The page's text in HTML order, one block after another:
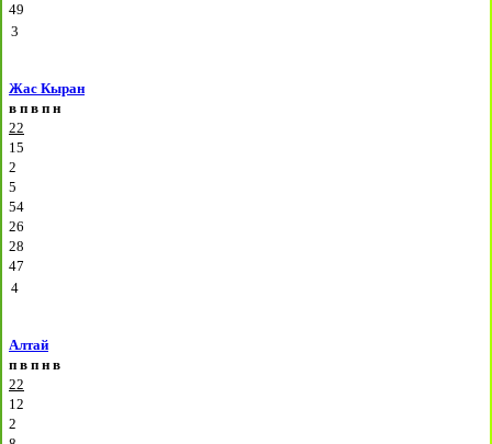
49
3
Жас Кыран
в п в п н
22
15
2
5
54
26
28
47
4
Алтай
п в п н в
22
12
2